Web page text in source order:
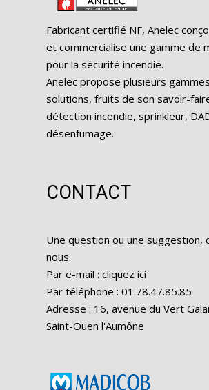
Fabricant certifié NF, Anelec
et commercialise une gamme de
pour la sécurité incendie.
Anelec propose plusieurs
solutions, fruits de son savoir-
détection incendie, sprinkleur,
désenfumage.
CONTACT
Une question ou une suggestion,
nous.
Par e-mail : cliquez ici
Par téléphone : 01.78.47.85.85
Adresse : 16, avenue du Vert
Saint-Ouen l'Aumône